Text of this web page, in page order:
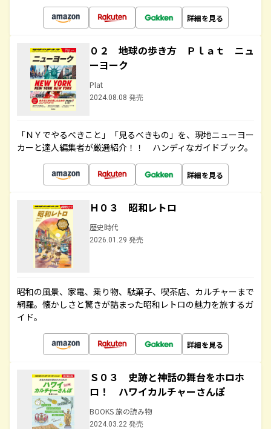
詳細を見る
０２ 地球の歩き方 Ｐｌａｔ ニュ
ーヨーク
Plat
2024.08.08 発売
「ＮＹでやるべきこと」「見るべきもの」を、現地ニューヨー
カーと達人編集者が厳選紹介！！ ハンディなガイドブック。
詳細を見る
Ｈ０３ 昭和レトロ
歴史時代
2026.01.29 発売
昭和の風景、家電、乗り物、駄菓子、喫茶店、カルチャーまで
網羅。懐かしさと驚きが詰まった昭和レトロの魅力を旅するガ
イド。
詳細を見る
Ｓ０３ 史跡と神話の舞台をホロホ
ロ！ ハワイカルチャーさんぽ
BOOKS 旅の読み物
2024.03.22 発売